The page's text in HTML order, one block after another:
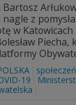
z
w Katowicach
Piecha,
19